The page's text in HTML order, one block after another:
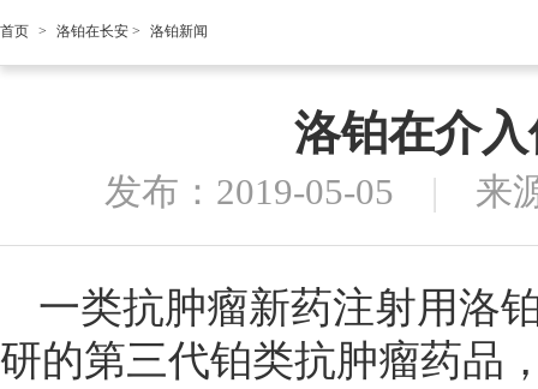
首页 > 洛铂在长安 > 洛铂新闻
洛铂在介
发布：2019-05-05 来
一类抗肿瘤新药注射用洛
研的第三代铂类抗肿瘤药品